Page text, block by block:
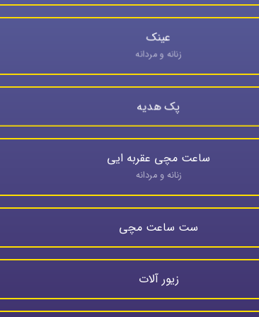
عینک
زنانه و مردانه
پک هدیه
ساعت مچی عقربه ایی
زنانه و مردانه
ست ساعت مچی
زیور آلات